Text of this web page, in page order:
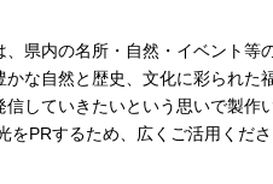
、県内の名所・自然・イベント等
かな自然と歴史、文化に彩られた
信していきたいという思いで製作
をPRするため、広くご活用くだ